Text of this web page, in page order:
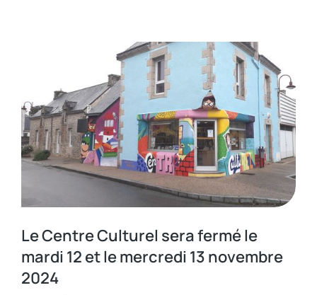
Le Centre Culturel sera fermé le
mardi 12 et le mercredi 13 novembre
2024